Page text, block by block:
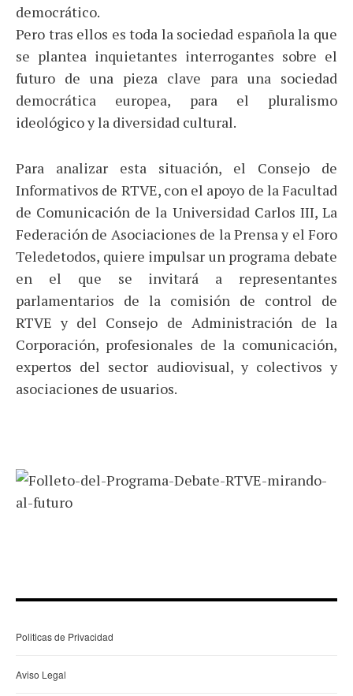
democrático.
Pero tras ellos es toda la sociedad española la que
se plantea inquietantes interrogantes sobre el
futuro de una pieza clave para una sociedad
democrática europea, para el pluralismo
ideológico y la diversidad cultural.
Para analizar esta situación, el Consejo de
Informativos de RTVE, con el apoyo de la Facultad
de Comunicación de la Universidad Carlos III, La
Federación de Asociaciones de la Prensa y el Foro
Teledetodos, quiere impulsar un programa debate
en el que se invitará a representantes
parlamentarios de la comisión de control de
RTVE y del Consejo de Administración de la
Corporación, profesionales de la comunicación,
expertos del sector audiovisual, y colectivos y
asociaciones de usuarios.
Politicas de Privacidad
Aviso Legal